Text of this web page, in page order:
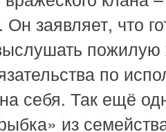
заявляет, что
по
себя. Так ещё
из